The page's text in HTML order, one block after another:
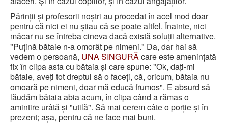
Părinții și profesorii noștri au procedat în acel mod doar
pentru că nici ei nu știau că se poate altfel. Înainte, nici
măcar nu se întreba cineva dacă există soluții alternative.
"Puțină bătaie n-a omorât pe nimeni." Da, dar hai să
vedem o persoană, UNA SINGURĂcare este amenințată
fix în clipa asta cu bătaia și care spune: "Ok, dați-mi
bătaie, aveți tot dreptul să o faceți, că, oricum, bătaia nu
omoară pe nimeni, doar mă educă frumos". E absurd să
lăudăm bătaia abia acum, în clipa când a rămas o
amintire urâtă și "utilă". Să mai cerem câte o porție și în
prezent; așa, pentru că ne face mai buni.